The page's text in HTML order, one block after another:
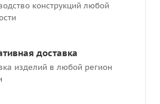
конструкций любой
доставка
изделий в любой регион